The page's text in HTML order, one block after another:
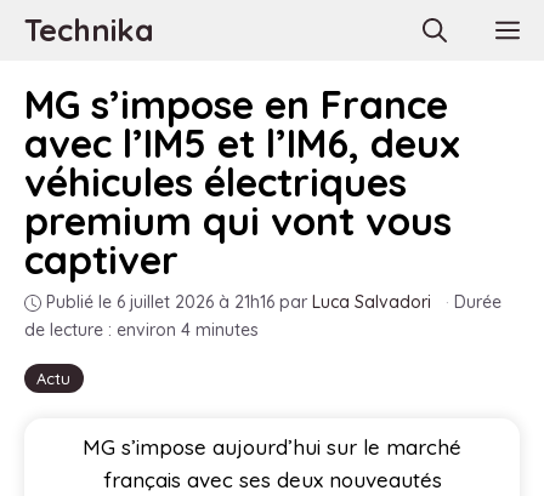
AllerTechnika
Actu
MG s’impose en France
avec l’IM5 et l’IM6, deux
véhicules électriques
premium qui vont vous
captiver
Publié le 6 juillet 2026 à 21h16 par Luca Salvadori · Durée
de lecture : environ 4 minutes
MG s’impose aujourd’hui sur le marché
français avec ses deux nouveautés